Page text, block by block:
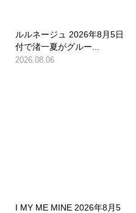
ルルネージュ 2026年8月5日
付で渚一夏がグルー...
2026.08.06
I MY ME MINE 2026年8月5